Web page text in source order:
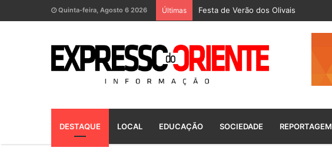
Quinta-feira, Agosto 6 2026 Últimas Festa de Verão dos Olivais
DESTAQUE LOCAL EDUCAÇÃO SOCIEDADE REPORTAGEM